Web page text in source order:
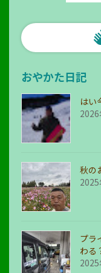
おやかた日記
はい
秋の
プラ
わる